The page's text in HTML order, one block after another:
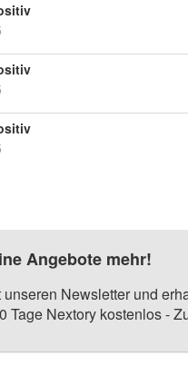
Angebote mehr!
Newsletter und
Tage Nextory kostenlos -